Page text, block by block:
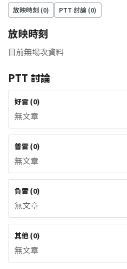
放映時刻 (0) PTT 討論 (0)
放映時刻
目前無場次資料
PTT 討論
好雷 (0)
無文章
普雷 (0)
無文章
負雷 (0)
無文章
其他 (0)
無文章